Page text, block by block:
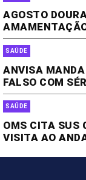
AGOSTO
SAÚDE
ANVISA MANDA
FALSO COM
SAÚDE
OMS CITA SUS
VISITA AO